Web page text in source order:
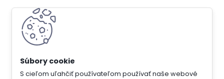
S cieľom uľahčiť používateľom používať naše webové